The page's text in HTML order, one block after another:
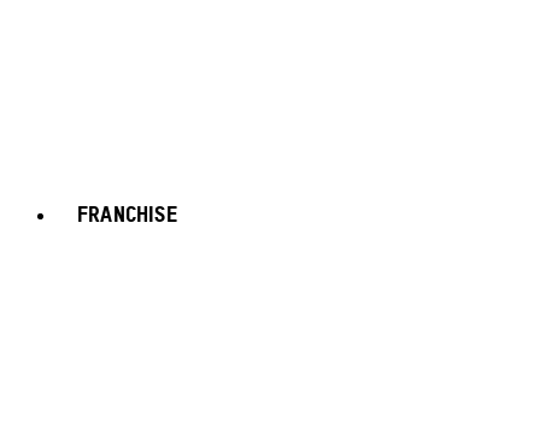
FRANCHISE